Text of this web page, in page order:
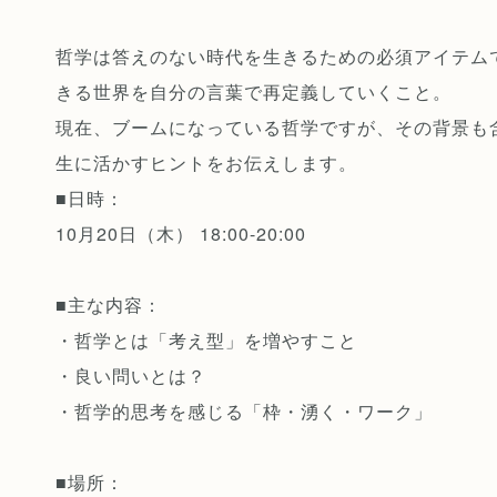
哲学は答えのない時代を生きるための必須アイテ
きる世界を自分の言葉で再定義していくこと。
現在、ブームになっている哲学ですが、その背景
生に活かすヒントをお伝えします。
■日時：
10月20日（木） 18:00-20:00
■主な内容：
・哲学とは「考え型」を増やすこと
・良い問いとは？
・哲学的思考を感じる「枠・湧く・ワーク」
■場所：